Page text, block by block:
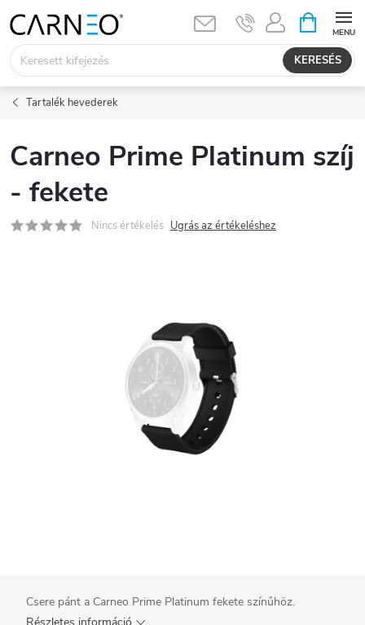
tartalomhoz
KERESÉS
KOSÁR
Tartalék hevederek
Carneo Prime Platinum szíj
- fekete
Nincs értékelés Ugrás az értékeléshez
Csere pánt a Carneo Prime Platinum fekete színűhöz.